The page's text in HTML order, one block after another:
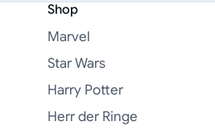
Shop
Marvel
Star Wars
Harry Potter
Herr der Ringe